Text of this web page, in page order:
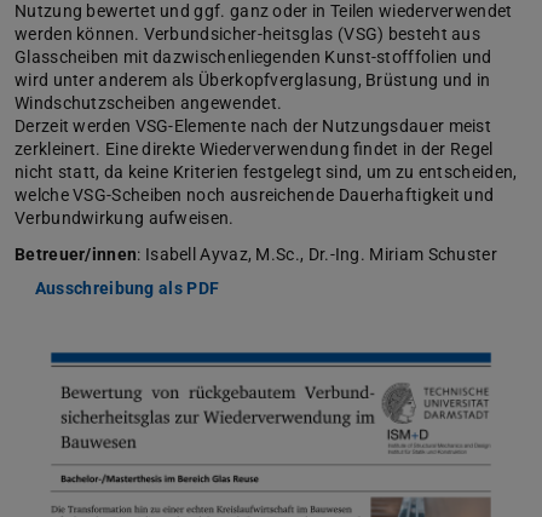
Nutzung bewertet und ggf. ganz oder in Teilen wiederverwendet
werden können. Verbundsicher-heitsglas (VSG) besteht aus
Glasscheiben mit dazwischenliegenden Kunst-stofffolien und
wird unter anderem als Überkopfverglasung, Brüstung und in
Windschutzscheiben angewendet.
Derzeit werden VSG-Elemente nach der Nutzungsdauer meist
zerkleinert. Eine direkte Wiederverwendung findet in der Regel
nicht statt, da keine Kriterien festgelegt sind, um zu entscheiden,
welche VSG-Scheiben noch ausreichende Dauerhaftigkeit und
Verbundwirkung aufweisen.
Betreuer/innen: Isabell Ayvaz, M.Sc., Dr.-Ing. Miriam Schuster
Ausschreibung als PDF